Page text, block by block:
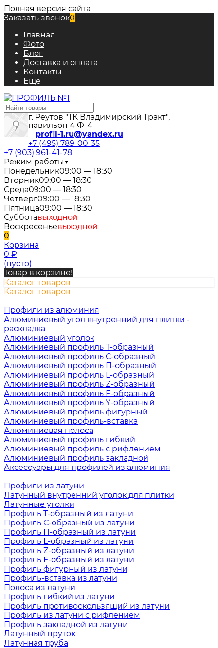
Полная версия сайта
Заказать звонок0
Главная
Фото
Блог
Доставка и оплата
Контакты
Еще
г. Реутов "ТК Владимирский Тракт",
павильон 4 Ф-4
profil-1.ru@yandex.ru
+7 (495) 789-00-35
+7 (903) 961-41-78
Режим работы▼
Понедельник09:00 — 18:30
Вторник09:00 — 18:30
Среда09:00 — 18:30
Четверг09:00 — 18:30
Пятница09:00 — 18:30
Субботавыходной
Воскресеньевыходной
0
Корзина
0 ₽
(пусто)
Товар в корзине!
Каталог товаров
Каталог товаров
Профили из алюминия
Алюминиевый угол внутренний для плитки -
раскладка
Алюминиевый уголок
Алюминиевый профиль Т-образный
Алюминиевый профиль С-образный
Алюминиевый профиль П-образный
Алюминиевый профиль L-образный
Алюминиевый профиль Z-образный
Алюминиевый профиль F-образный
Алюминиевый профиль Y-образный
Алюминиевый профиль фигурный
Алюминиевый профиль-вставка
Алюминиевая полоса
Алюминиевый профиль гибкий
Алюминиевый профиль с рифлением
Алюминиевый профиль закладной
Аксессуары для профилей из алюминия
Профили из латуни
Латунный внутренний уголок для плитки
Латунные уголки
Профиль Т-образный из латуни
Профиль С-образный из латуни
Профиль П-образный из латуни
Профиль L-образный из латуни
Профиль Z-образный из латуни
Профиль F-образный из латуни
Профиль фигурный из латуни
Профиль-вставка из латуни
Полоса из латуни
Профиль гибкий из латуни
Профиль противоскользящий из латуни
Профиль из латуни с рифлением
Профиль закладной из латуни
Латунный пруток
Латунная труба